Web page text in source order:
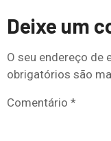
Deixe um
O seu endereço de
obrigatórios são
Comentário *